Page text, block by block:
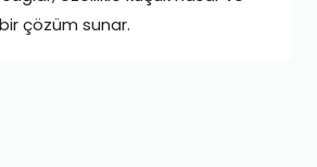
çözüm sunar.